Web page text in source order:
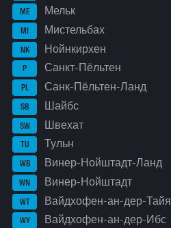
ME Мельк
MI Мистельбах
NK Нойнкирхен
P Санкт-Пёльтен
PL Санк-Пёльтен-Ланд
SB Шайбс
SW Швехат
TU Тульн
WB Винер-Нойштадт-Ланд
WN Винер-Нойштадт
WT Вайдхофен-ан-дер-Тайя
WY Вайдхофен-ан-дер-Ибс